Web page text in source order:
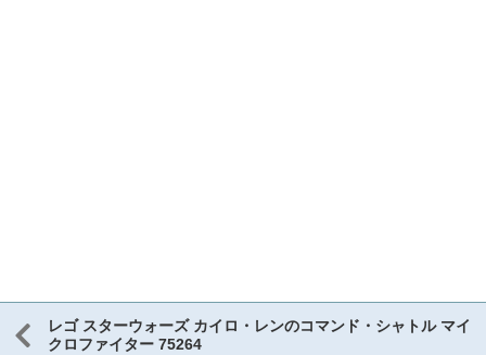
レゴ スターウォーズ カイロ・レンのコマンド・シャトル マイ
クロファイター 75264